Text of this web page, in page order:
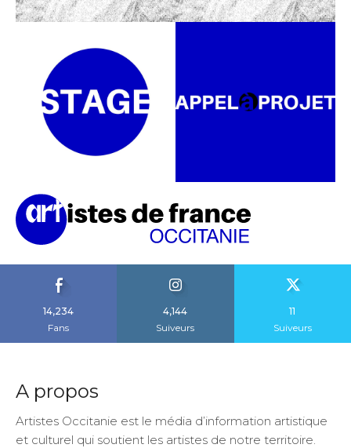
14,234
Fans
4,144
Suiveurs
11
Suiveurs
A propos
Artistes Occitanie est le média d’information artistique
et culturel qui soutient les artistes de notre territoire.